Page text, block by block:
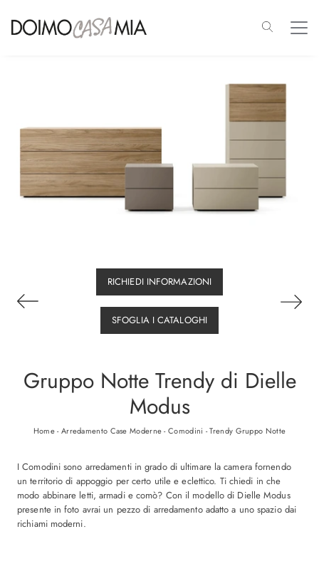
I Comodini sono arredamenti in grado di ultimare la camera fornendo
un territorio di appoggio per certo utile e eclettico. Ti chiedi in che
modo abbinare letti, armadi e comò? Con il modello di Dielle Modus
presente in foto avrai un pezzo di arredamento adatto a uno spazio dai
richiami moderni.
RICHIEDI INFORMAZIONI
SFOGLIA I CATALOGHI
Gruppo Notte Trendy di Dielle
Modus
Home-Arredamento Case Moderne-Comodini -Trendy Gruppo Notte